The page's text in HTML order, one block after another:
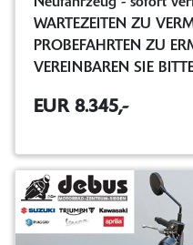
WARTEZEITEN ZU
PROBEFAHRTEN ZU
VEREINBAREN SIE
EUR 8.345,-